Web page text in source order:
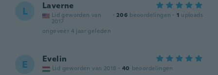
L Laverne
Lid geworden van
2017
· 206 beoordelingen · 1 uploads
ongeveer 4 jaar geleden
E Evelin
Lid geworden van 2018 · 40 beoordelingen